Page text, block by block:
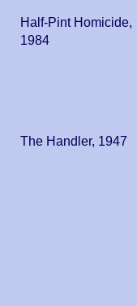
Half-Pint Homicide,
1984
The Handler, 1947